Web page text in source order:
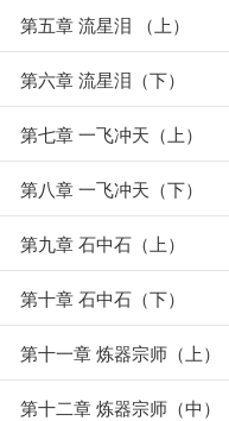
第五章 流星泪 （上）
第六章 流星泪（下）
第七章 一飞冲天（上）
第八章 一飞冲天（下）
第九章 石中石（上）
第十章 石中石（下）
第十一章 炼器宗师（上）
第十二章 炼器宗师（中）